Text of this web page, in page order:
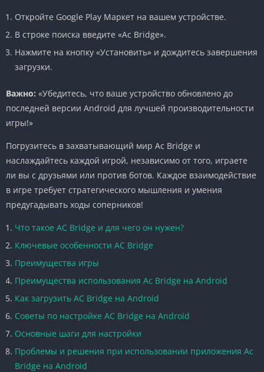
Откройте Google Play Маркет на вашем устройстве.
В строке поиска введите «Ac Bridge».
Нажмите на кнопку «Установить» и дождитесь завершения
загрузки.
Важно: «Убедитесь, что ваше устройство обновлено до
последней версии Android для лучшей производительности
игры!»
Погрузитесь в захватывающий мир Ac Bridge и
наслаждайтесь каждой игрой, независимо от того, играете
ли вы с друзьями или против ботов. Каждое взаимодействие
в игре требует стратегического мышления и умения
предугадывать ходы соперников!
Что такое AC Bridge и для чего он нужен?
Ключевые особенности AC Bridge
Преимущества игры
Преимущества использования Ac Bridge на Android
Как загрузить AC Bridge на Android
Советы по настройке AC Bridge на Android
Основные шаги для настройки
Проблемы и решения при использовании приложения Ac
Bridge на Android